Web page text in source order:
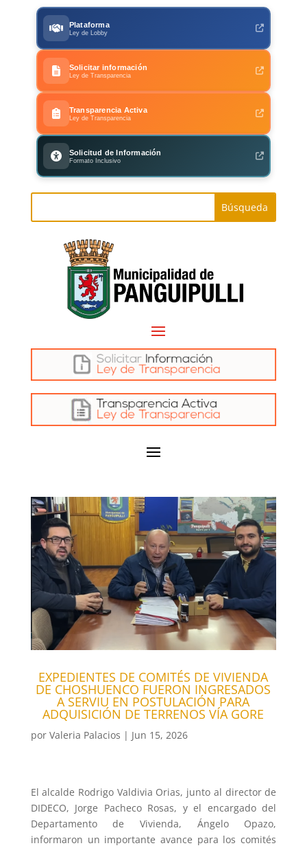
Plataforma
Ley de Lobby
Solicitar información
Ley de Transparencia
Transparencia Activa
Ley de Transparencia
Solicitud de Información
Formato Inclusivo
EXPEDIENTES DE COMITÉS DE VIVIENDA
DE CHOSHUENCO FUERON INGRESADOS
A SERVIU EN POSTULACIÓN PARA
ADQUISICIÓN DE TERRENOS VÍA GORE
por Valeria Palacios | Jun 15, 2026
El alcalde Rodrigo Valdivia Orias, junto al director de
DIDECO, Jorge Pacheco Rosas, y el encargado del
Departamento de Vivienda, Ángelo Opazo,
informaron un importante avance para los comités